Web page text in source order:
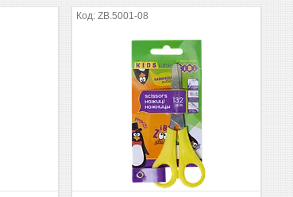
ZB.5001-08